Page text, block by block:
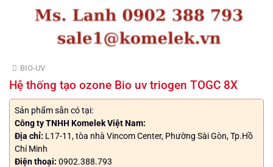
BIO-UV
Hệ thống tạo ozone Bio uv triogen TOGC 8X
Sản phẩm sẵn có tại:
Công ty TNHH Komelek Việt Nam:
Địa chỉ: L17-11, tòa nhà Vincom Center, Phường Sài Gòn, Tp.Hồ
Chí Minh
Điện thoại: 0902.388.793